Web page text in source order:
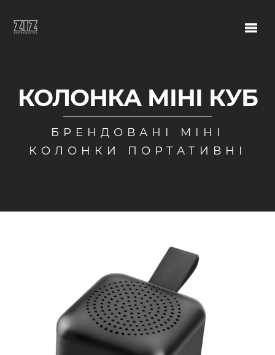
КОЛОНКА МІНІ КУБ
БРЕНДОВАНІ МІНІ
КОЛОНКИ ПОРТАТИВНІ